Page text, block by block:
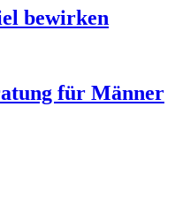
bewirken
für Männer